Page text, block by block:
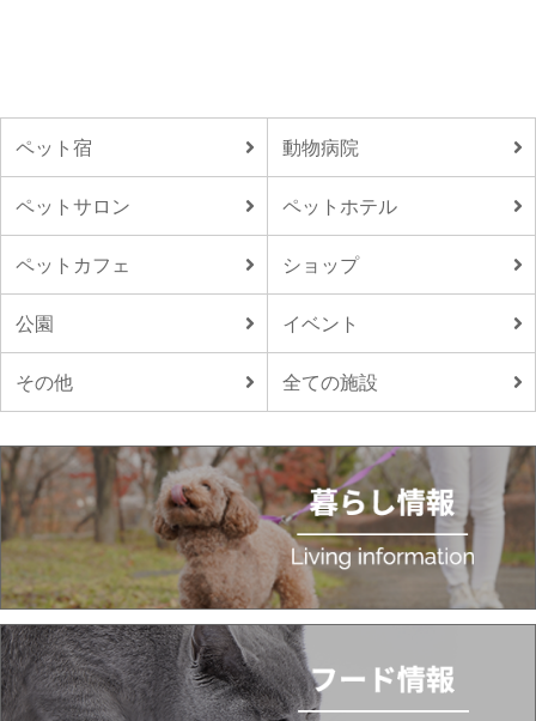
ペット宿 動物病院
ペットサロン ペットホテル
ペットカフェ ショップ
公園 イベント
その他 全ての施設